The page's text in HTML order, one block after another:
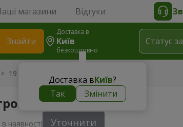
магазини Відгуки
Знайти
Доставка в
Київ
безкоштовно
Доставка вКиїв?
Так
Змінити
Статус
> 19 троянд La Belle (Кенія)
La Belle (Кенія)
наявності Уточнити